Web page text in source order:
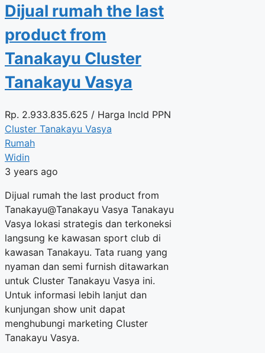
Dijual rumah the last
product from
Tanakayu Cluster
Tanakayu Vasya
Rp. 2.933.835.625 / Harga Incld PPN
Cluster Tanakayu Vasya
Rumah
Widin
3 years ago
Dijual rumah the last product from
Tanakayu@Tanakayu Vasya Tanakayu
Vasya lokasi strategis dan terkoneksi
langsung ke kawasan sport club di
kawasan Tanakayu. Tata ruang yang
nyaman dan semi furnish ditawarkan
untuk Cluster Tanakayu Vasya ini.
Untuk informasi lebih lanjut dan
kunjungan show unit dapat
menghubungi marketing Cluster
Tanakayu Vasya.